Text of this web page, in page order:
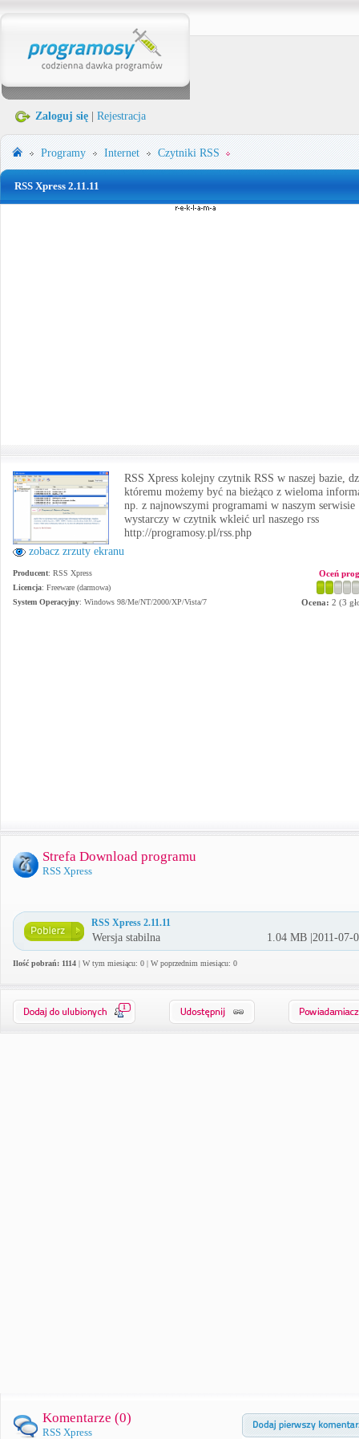
Zaloguj się Rejestracja
Programy Internet Czytniki RSS
RSS Xpress 2.11.11
zobacz zrzuty ekranu
RSS Xpress kolejny czytnik RSS w naszej bazie,
któremu możemy być na bieżąco z wieloma
np. z najnowszymi programami w naszym serwisie
wystarczy w czytnik wkleić url naszego rss
http://programosy.pl/rss.php
Producent: RSS Xpress
Licencja: Freeware (darmowa)
System Operacyjny: Windows 98/Me/NT/2000/XP/Vista/7
Oceń
Ocena: 2 (3
Strefa Download programu
RSS Xpress
RSS Xpress 2.11.11
Wersja stabilna 1.04 MB |2011-07-
Ilość pobrań: 1114 | W tym miesiącu: 0 | W poprzednim miesiącu: 0
1
Komentarze (0)
RSS Xpress